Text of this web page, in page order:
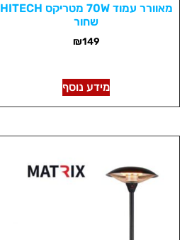
מאוורר עמוד 70W מטריקס HITECH
שחור
₪149
מידע נוסף